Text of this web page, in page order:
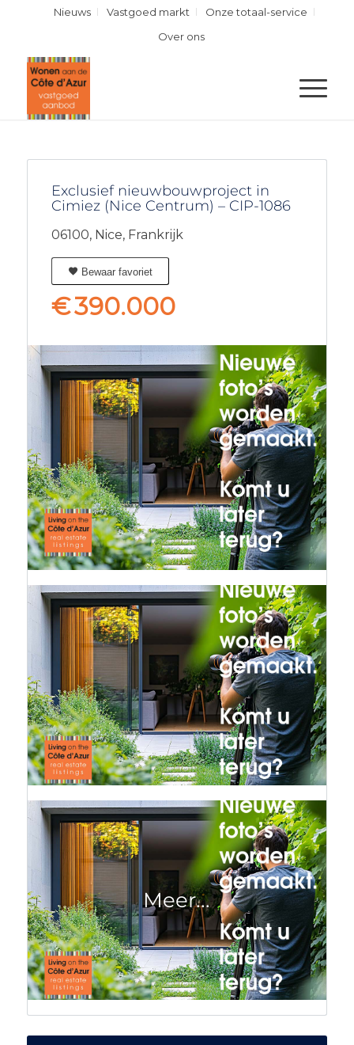
Nieuws Vastgoed markt
Onze totaal-service
Over ons
Exclusief nieuwbouwproject in
Cimiez (Nice Centrum) – CIP-1086
06100, Nice, Frankrijk
Bewaar favoriet
€390.000